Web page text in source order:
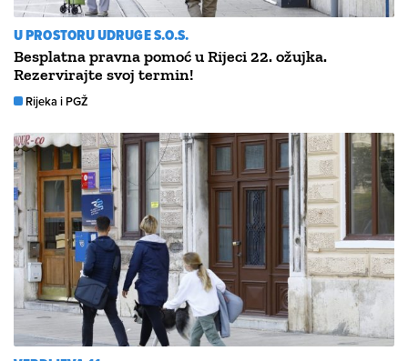
U PROSTORU UDRUGE S.O.S.
Besplatna pravna pomoć u Rijeci 22. ožujka.
Rezervirajte svoj termin!
Rijeka i PGŽ